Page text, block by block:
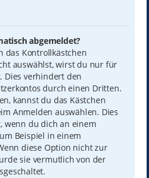
abgemeldet?
das Kontrollkästchen
auswählst, wirst du nur für
Dies verhindert den
durch einen Dritten.
kannst du das Kästchen
Anmelden auswählen. Dies
wenn du dich an einem
Beispiel in einem
diese Option nicht zur
sie vermutlich von der